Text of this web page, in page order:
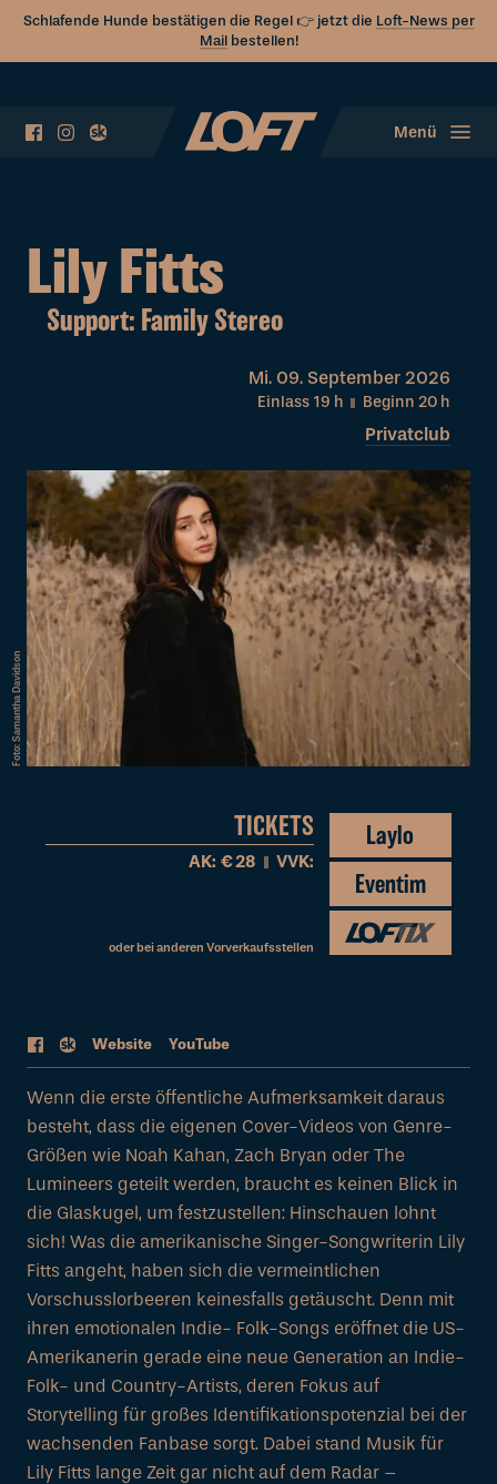
Schlafende Hunde bestätigen die Regel 👉 jetzt die Loft-News per
Mailbestellen!
Menü
Lily Fitts
Support: Family Stereo
Mi. 09. September 2026
Einlass 19 h Beginn 20 h
Privatclub
Foto: Samantha Davidson
Website YouTube
TICKETS
AK: €28 VVK:
Laylo
Eventim
oder bei anderen Vorverkaufsstellen
Wenn die erste öffentliche Aufmerksamkeit daraus
besteht, dass die eigenen Cover-Videos von Genre-
Größen wie Noah Kahan, Zach Bryan oder The
Lumineers geteilt werden, braucht es keinen Blick in
die Glaskugel, um festzustellen: Hinschauen lohnt
sich! Was die amerikanische Singer-Songwriterin Lily
Fitts angeht, haben sich die vermeintlichen
Vorschusslorbeeren keinesfalls getäuscht. Denn mit
ihren emotionalen Indie- Folk-Songs eröffnet die US-
Amerikanerin gerade eine neue Generation an Indie-
Folk- und Country-Artists, deren Fokus auf
Storytelling für großes Identifikationspotenzial bei der
wachsenden Fanbase sorgt. Dabei stand Musik für
Lily Fitts lange Zeit gar nicht auf dem Radar –